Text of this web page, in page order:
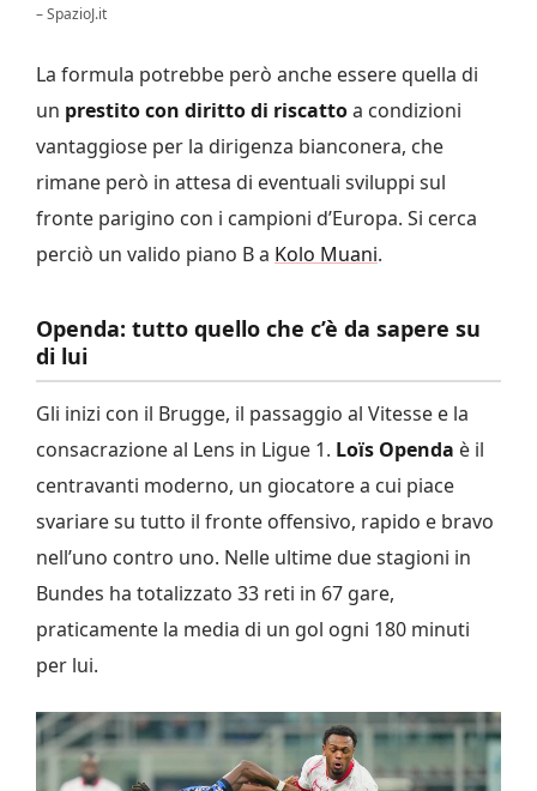
– SpazioJ.it
La formula potrebbe però anche essere quella di
un prestitocon diritto di riscattoa condizioni
vantaggiose per la dirigenza bianconera, che
rimane però in attesa di eventuali sviluppi sul
fronte parigino con i campioni d’Europa. Si cerca
perciò un valido piano B a Kolo Muani.
Openda: tutto quello che c’è da sapere su
di lui
Gli inizi con il Brugge, il passaggio al Vitesse e la
consacrazione al Lens in Ligue 1. Loïs Openda è il
centravanti moderno, un giocatore a cui piace
svariare su tutto il fronte offensivo, rapido e bravo
nell’uno contro uno. Nelle ultime due stagioni in
Bundes ha totalizzato 33 reti in 67 gare,
praticamente la media di un gol ogni 180 minuti
per lui.